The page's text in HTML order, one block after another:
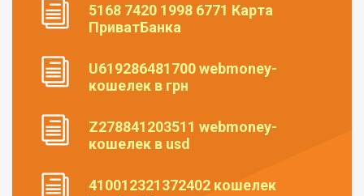
5168 7420 1998 6771 Карта
ПриватБанка
U619286481700 webmoney-
кошелек в грн
Z278841203511 webmoney-
кошелек в usd
410012321372402 кошелек